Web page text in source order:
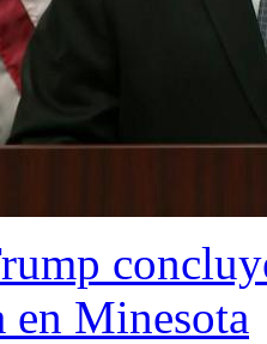
Minesota